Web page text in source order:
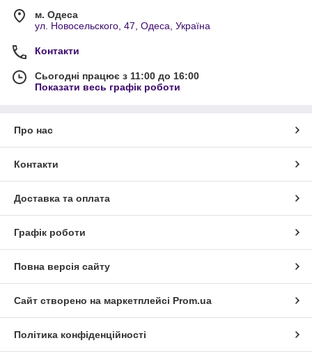
м. Одеса
ул. Новосельского, 47, Одеса, Україна
Контакти
Сьогодні працює з 11:00 до 16:00
Показати весь графік роботи
Про нас
Контакти
Доставка та оплата
Графік роботи
Повна версія сайту
Сайт створено на маркетплейсі Prom.ua
Політика конфіденційності